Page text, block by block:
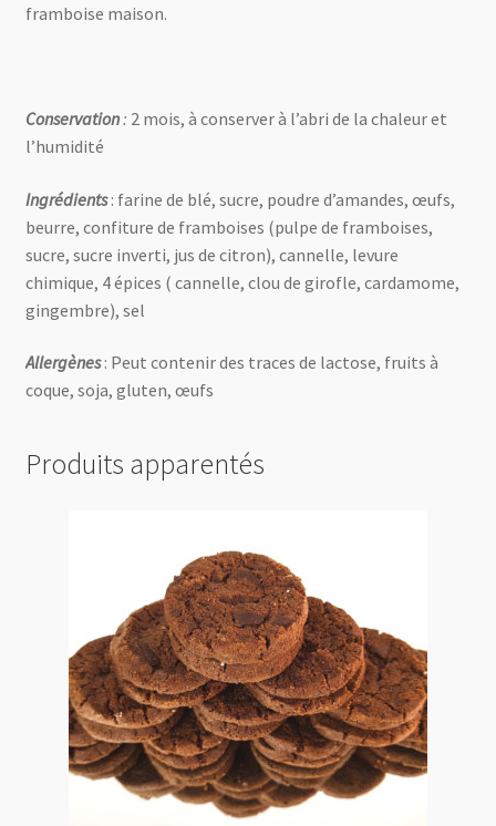
framboise maison.
Conservation: 2 mois, à conserver à l’abri de la chaleur et
l’humidité
Ingrédients: farine de blé, sucre, poudre d’amandes, œufs,
beurre, confiture de framboises (pulpe de framboises,
sucre, sucre inverti, jus de citron), cannelle, levure
chimique, 4 épices ( cannelle, clou de girofle, cardamome,
gingembre), sel
Allergènes: Peut contenir des traces de lactose, fruits à
coque, soja, gluten, œufs
Produits apparentés